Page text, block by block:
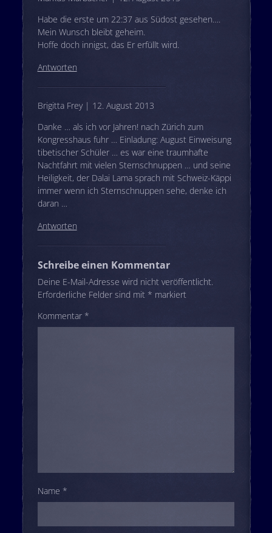
Habe die erste um 22:37 aus Südost gesehen….
Mein Wunsch bleibt geheim.
Hoffe doch innigst, das Er erfüllt wird.
Antworten
Brigitta Frey | 12. August 2013
Danke … als ich vor Jahren! nach Zürich zum
Kongresshaus fuhr … Einladung: August Einweisung
tibetischer Schüler … es war eine traumhafte
Nachtfahrt mit vielen Sternschnuppen … und seine
Heiligkeit, der Dalai Lama sprach mit Schweiz-Käppi
immer wenn ich Sternschnuppen sehe, denke ich
daran …
Antworten
Schreibe einen Kommentar
Deine E-Mail-Adresse wird nicht veröffentlicht.
Erforderliche Felder sind mit * markiert
Kommentar *
Name *